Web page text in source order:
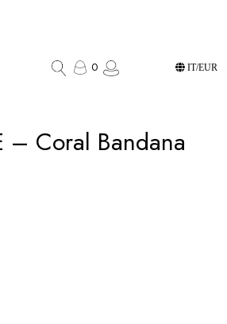
0 IT/EUR
– Coral Bandana